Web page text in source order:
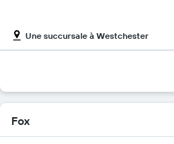
Une succursale à Westchester
Fox